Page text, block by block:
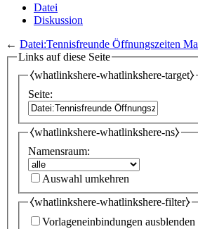
Datei
Diskussion
← Datei:Tennisfreunde Öffnungszeiten
Links auf diese Seite
⧼whatlinkshere-whatlinkshere-target⧽
Seite:
⧼whatlinkshere-whatlinkshere-ns⧽
Namensraum:
Auswahl umkehren
⧼whatlinkshere-whatlinkshere-filter⧽
Vorlageneinbindungen ausblenden